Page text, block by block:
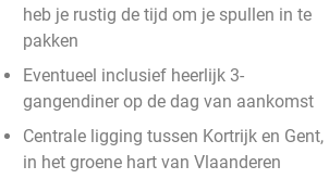
heb je rustig de tijd om je spullen in te
pakken
Eventueel inclusief heerlijk 3-
gangendiner op de dag van aankomst
Centrale ligging tussen Kortrijk en Gent,
in het groene hart van Vlaanderen